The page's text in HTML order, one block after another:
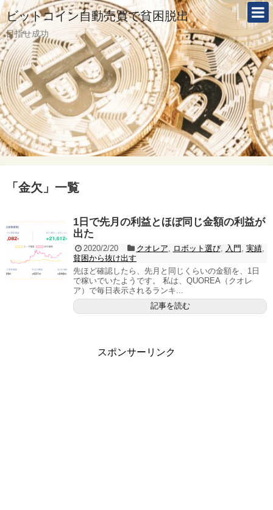
ビットコイン自動売買で貧困脱出
目指せ成功
「 金欠 」 一覧
1日で先月の利益とほぼ同じ金額の利益が
出た
2020/2/20 クオレア ロボット選び, 入門 実績,
貧困から抜け出す
先ほど確認したら、先月と同じくらいの金額を、1日
で稼いでいたようです。 私は、QUOREA（クオレ
ア）で毎日表示されるランキ...
記事を読む
スポンサーリンク